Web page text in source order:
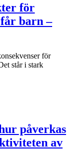
för
barn –
för
står i stark
påverkas
av